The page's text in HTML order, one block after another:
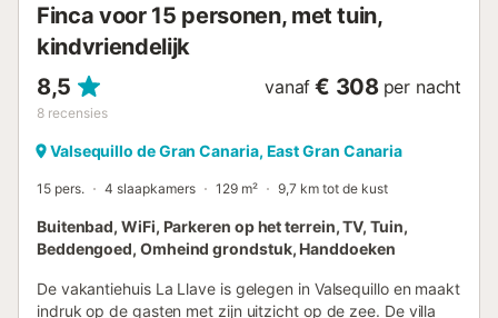
Finca voor 15 personen, met tuin,
kindvriendelijk
8,5
8 recensies
vanaf € 308 per nacht
Valsequillo de Gran Canaria, East Gran Canaria
15 pers. 4 slaapkamers 129 m² 9,7 km tot de kust
Buitenbad, WiFi, Parkeren op het terrein, TV, Tuin,
Beddengoed, Omheind grondstuk, Handdoeken
De vakantiehuis La Llave is gelegen in Valsequillo en maakt
indruk op de gasten met zijn uitzicht op de zee. De villa